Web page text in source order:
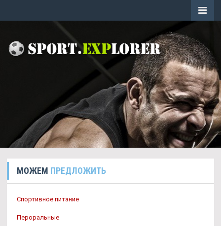
МОЖЕМ ПРЕДЛОЖИТЬ
Спортивное питание
Пероральные